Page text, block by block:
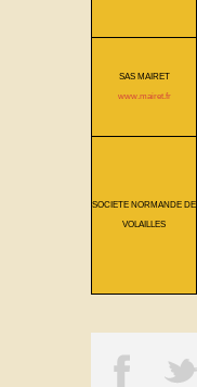
SAS MAIRET
www.mairet.fr
SOCIETE NORMANDE DE
VOLAILLES